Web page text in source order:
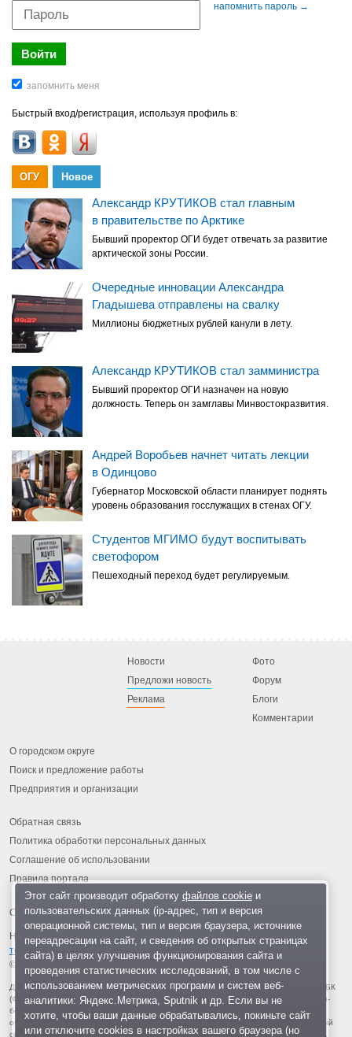
напомнить пароль →
Быстрый вход/регистрация, используя профиль в:
ОГУ Новое
Александр КРУТИКОВ стал главным
в правительстве по Арктике
Бывший проректор ОГИ будет отвечать за развитие
арктической зоны России.
Очередные инновации Александра
Гладышева отправлены на свалку
Миллионы бюджетных рублей канули в лету.
Александр КРУТИКОВ стал замминистра
Бывший проректор ОГИ назначен на новую
должность. Теперь он замглавы Минвостокразвития.
Андрей Воробьев начнет читать лекции
в Одинцово
Губернатор Московской области планирует поднять
уровень образования госслужащих в стенах ОГУ.
Студентов МГИМО будут воспитывать
светофором
Пешеходный переход будет регулируемым.
Новости
Предложи новость
Реклама
Фото
Форум
Блоги
Комментарии
О городском округе
Поиск и предложение работы
Предприятия и организации
Обратная связь
Политика обработки персональных данных
Соглашение об использовании
Правила портала
На информационном ресурсе применяются рекомендательные
технологии
© 2013-2026 «ОИНФО»,
сделано в Одинцово
Для читателей: В России признаны экстремистскими и запрещены организации ФБК
(Фонд борьбы с коррупцией, признан иноагентом), Штабы Навального, «Национал-
большевистская партия», «Свидетели Иеговы», «Армия воли народа», «Русский
общенациональный союз», «Движение против нелегальной иммиграции», «Правый
сектор», УНА-УНСО, УПА, «Тризуб им. Степана Бандеры», «Мизантропик дивижн»,
Этот сайт производит обработку файлов cookieи
пользовательских данных (ip-адрес, тип и версия
операционной системы, тип и версия браузера, источнике
переадресации на сайт, и сведения об открытых страницах
сайта) в целях улучшения функционирования сайта и
проведения статистических исследований, в том числе с
использованием метрических программ и систем веб-
аналитики: Яндекс.Метрика, Sputnik и др. Если вы не
хотите, чтобы ваши данные обрабатывались, покиньте сайт
или отключите cookies в настройках вашего браузера (но